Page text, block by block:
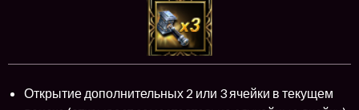
Открытие дополнительных 2 или 3 ячейки в текущем